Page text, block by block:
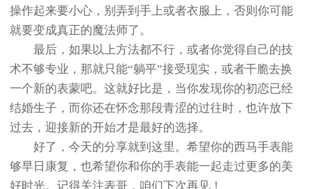
操作起来要小心，别弄到手上或者衣服上，否则你可能
就要变成真正的魔法师了。
最后，如果以上方法都不行，或者你觉得自己的技
术不够专业，那就只能“躺平”接受现实，或者干脆去换
一个新的表蒙吧。这就好比是，当你发现你的初恋已经
结婚生子，而你还在怀念那段青涩的过往时，也许放下
过去，迎接新的开始才是最好的选择。
好了，今天的分享就到这里。希望你的西马手表能
够早日康复，也希望你和你的手表能一起走过更多的美
好时光。记得关注表哥，咱们下次再见！